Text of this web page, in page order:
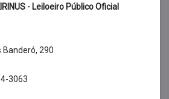
- Leiloeiro Público Oficial
Banderó, 290
3063